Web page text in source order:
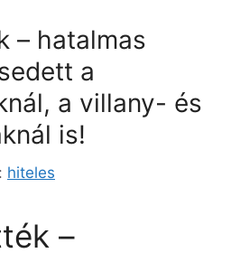
– hatalmas
a
a villany- és
is!
hiteles
–